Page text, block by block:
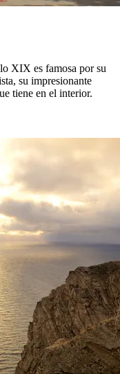
XIX es famosa por su
su impresionante
tiene en el interior.